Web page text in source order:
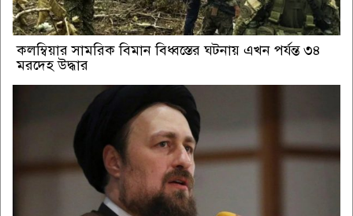
কলম্বিয়ার সামরিক বিমান বিধ্বস্তের ঘটনায় এখন পর্যন্ত ৩৪
মরদেহ উদ্ধার